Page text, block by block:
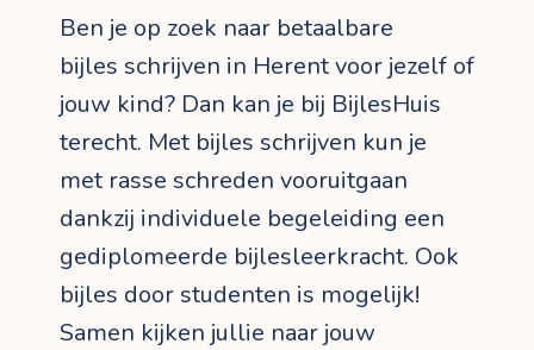
Ben je op zoek naar betaalbare
bijles schrijven in Herent voor jezelf of
jouw kind? Dan kan je bij BijlesHuis
terecht. Met bijles schrijven kun je
met rasse schreden vooruitgaan
dankzij individuele begeleiding een
gediplomeerde bijlesleerkracht. Ook
bijles door studenten is mogelijk!
Samen kijken jullie naar jouw